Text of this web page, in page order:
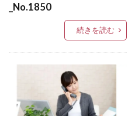
_No.1850
続きを読む